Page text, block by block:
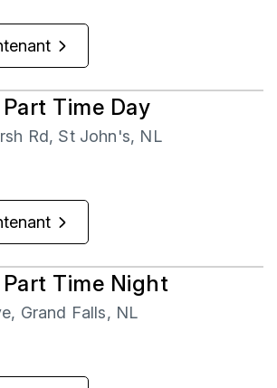
Time Day
Rd, St John's, NL
Time Night
Grand Falls, NL